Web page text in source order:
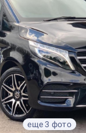
еще 3 фото